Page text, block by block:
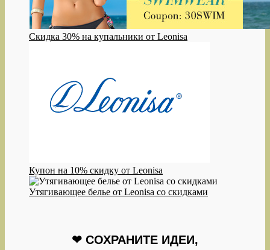
Скидка 30% на купальники от Leonisa
Купон на 10% скидку от Leonisa
Утягивающее белье от Leonisa со скидками
❤ СОХРАНИТЕ ИДЕИ,